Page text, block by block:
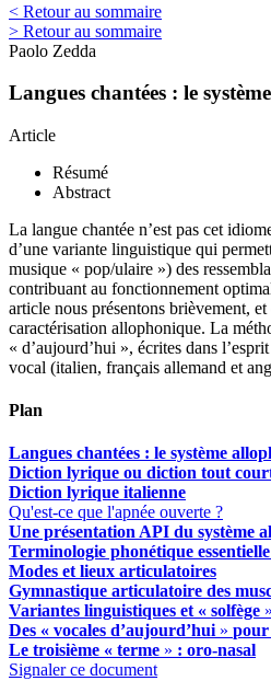
< Retour au sommaire
> Retour au sommaire
Paolo Zedda
Langues chantées : le
Article
Résumé
Abstract
La langue chantée n’est pas cet
d’une variante linguistique qui
musique « pop/ulaire ») des
contribuant au fonctionnement
article nous présentons brièvement,
caractérisation allophonique. La
« d’aujourd’hui », écrites dans
vocal (italien, français allemand et
Plan
Langues chantées : le système
Diction lyrique ou diction tout
Diction lyrique italienne
Qu'est-ce que l'apnée ouverte ?
Une présentation API du système
Terminologie phonétique
Modes et lieux articulatoires
Gymnastique articulatoire des
Variantes linguistiques et « solfège »
Des « vocales d’aujourd’hui» pour
Le troisième « terme » : oro-nasal
Signaler ce document